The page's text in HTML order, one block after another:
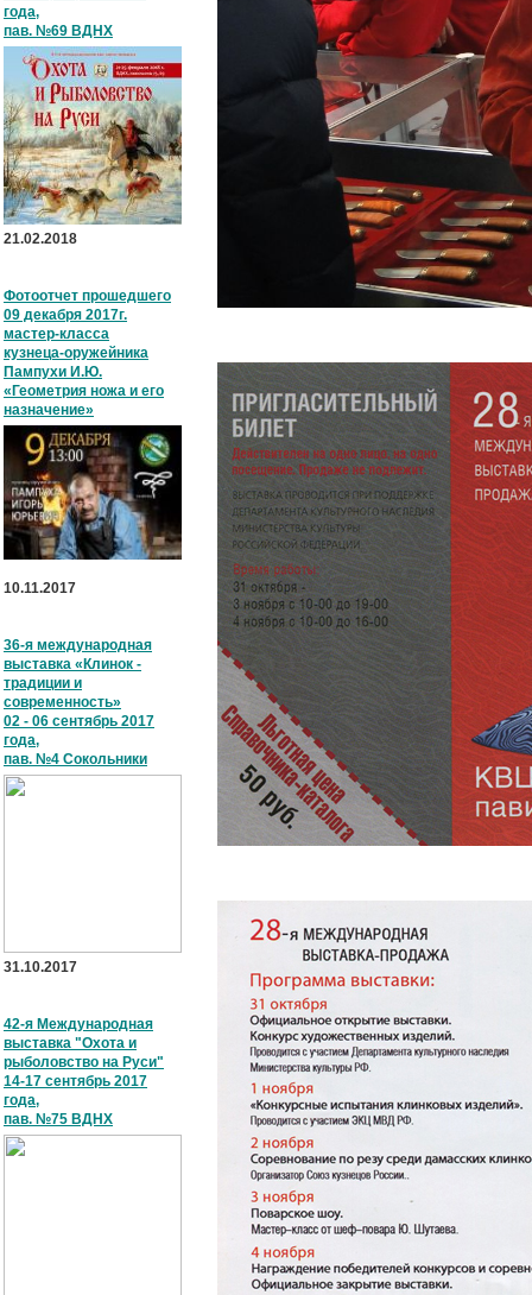
года,
пав. №69 ВДНХ
21.02.2018
Фотоотчет прошедшего
09 декабря 2017г.
мастер-класса
кузнеца-оружейника
Пампухи И.Ю.
«Геометрия ножа и его
назначение»
10.11.2017
36-я международная
выставка «Клинок -
традиции и
современность»
02 - 06 сентябрь 2017
года,
пав. №4 Сокольники
31.10.2017
42-я Международная
выставка "Охота и
рыболовство на Руси"
14-17 сентябрь 2017
года,
пав. №75 ВДНХ